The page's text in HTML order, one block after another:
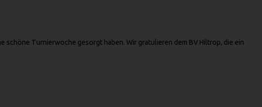
Turnierwoche gesorgt haben. Wir gratulieren dem BV Hiltrop, die ein